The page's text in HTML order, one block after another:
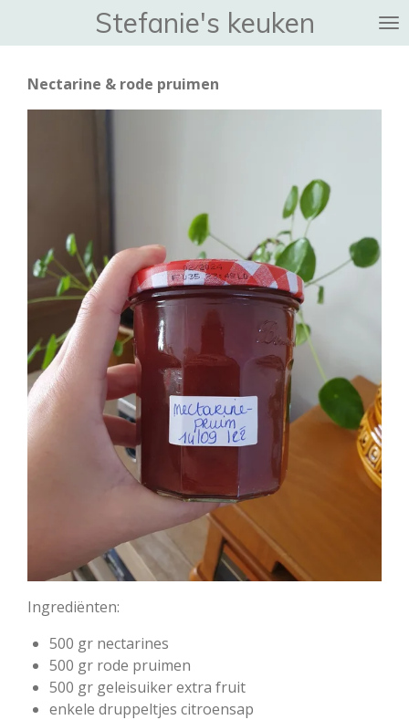
hoofdinhoud
Stefanie's keuken
Nectarine & rode pruimen
Ingrediënten:
500 gr nectarines
500 gr rode pruimen
500 gr geleisuiker extra fruit
enkele druppeltjes citroensap